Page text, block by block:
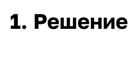
1. Решение